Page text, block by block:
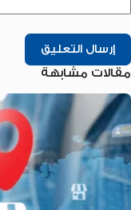
إرسال التعليق
مقالات مشابهة